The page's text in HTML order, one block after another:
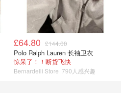
£64.80 £144.00
Polo Ralph Lauren 长袖卫衣
惊呆了！！断货飞快
Bernardelli Store 790人感兴趣